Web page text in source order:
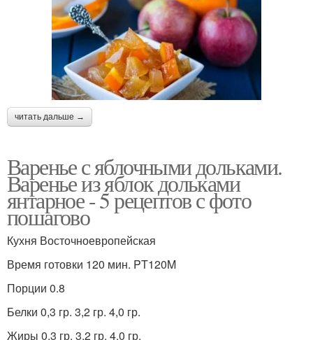
читать дальше →
Варенье с яблочными дольками.
Варенье из яблок дольками
янтарное - 5 рецептов с фото
пошагово
Кухня Восточноевропейская
Время готовки 120 мин. PT120M
Порции 0.8
Белки 0,3 гр. 3,2 гр. 4,0 гр.
Жиры 0,3 гр. 3,2 гр. 4,0 гр.